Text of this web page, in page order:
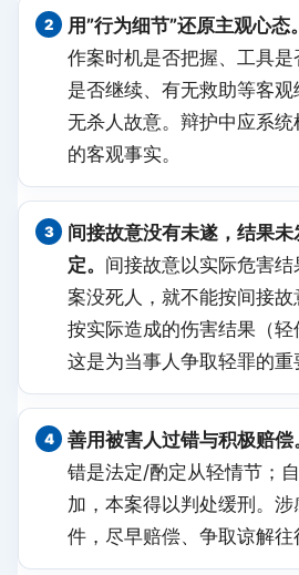
用”行为细节”还原主观心态。
作案时机是否把握、工具
是否继续、有无救助等客
无杀人故意。辩护中应系统
的客观事实。
间接故意没有未遂，结果
定。 间接故意以实际危害
案没死人，就不能按间接
按实际造成的伤害结果（轻
这是为当事人争取轻罪的重
善用被害人过错与积极赔偿
错是法定/酌定从轻情节；
加，本案得以判处缓刑。
件，尽早赔偿、争取谅解往